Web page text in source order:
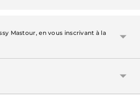
Mastour, en vous inscrivant à la